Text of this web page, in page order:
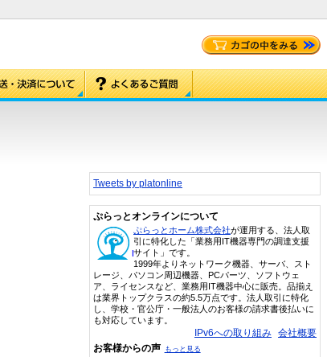
Tweets by platonline
ぷらっとオンラインについて
ぷらっとホーム株式会社が運用する、法人取
引に特化した「業務用IT機器専門の調達支援
サイト」です。
1999年よりネットワーク機器、サーバ、スト
レージ、パソコン周辺機器、PCパーツ、ソフトウェ
ア、ライセンスなど、業務用IT機器中心に販売。品揃え
は業界トップクラスの約5.5万点です。法人取引に特化
し、学校・官公庁・一般法人のお客様の請求書後払いに
も対応しています。
IPv6への取り組み 会社概要
お客様からの声 もっと見る